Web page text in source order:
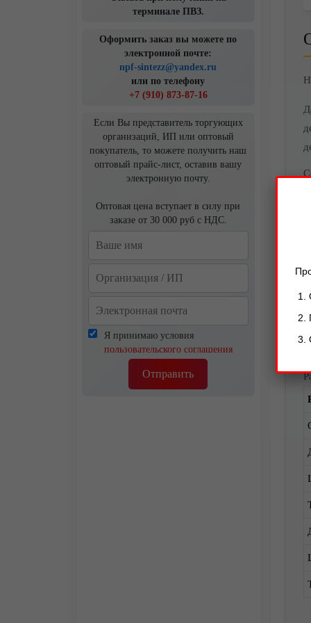
терминале ПВЗ.
Оформить заказ вы можете по
электронной почте:
npf-sintezz@yandex.ru
или по телефону
+7 (910) 873-87-16
Если Вы представитель торгующих
организаций, ИП или оптовый
покупатель, то можете получить наш
оптовый прайс-лист, оставив вашу
электронную почту.
Оптовая цена вступает в силу при
заказе от 30 000 руб с НДС.
Я принимаю условия
пользовательского соглашения
Отправить